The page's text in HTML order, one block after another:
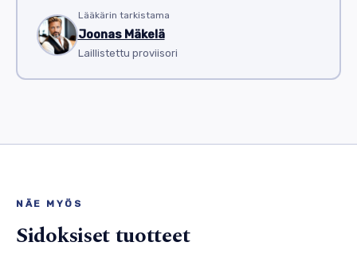
Lääkärin tarkistama
Joonas Mäkelä
Laillistettu proviisori
NÄE MYÖS
Sidoksiset tuotteet